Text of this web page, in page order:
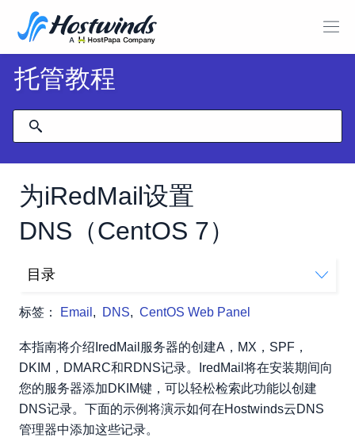
托管教程
为iRedMail设置
DNS（CentOS 7）
标签： Email , DNS, CentOS Web Panel
目录
第1步：记录
第2步：MX记录
第3步：SPF记录
第4步：DKIM记录
第5步：DMARC录制
第6步：RDNS
本指南将介绍IredMail服务器的创建A，MX，SPF，
DKIM，DMARC和RDNS记录。IredMail将在安装期间向
您的服务器添加DKIM键，可以轻松检索此功能以创建
DNS记录。下面的示例将演示如何在Hostwinds云DNS
管理器中添加这些记录。